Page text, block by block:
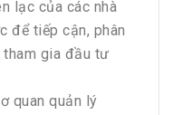
lạc của các nhà
để tiếp cận, phân
gia đầu tư
quan quản lý